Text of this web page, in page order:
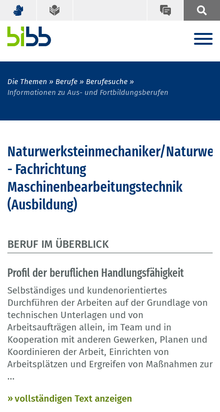
Die Themen Berufe
Berufesuche
Informationen zu Aus- und Fortbildungsberufen
Naturwerksteinmechaniker/
- Fachrichtung
Maschinenbearbeitungstechnik
(Ausbildung)
BERUF IM ÜBERBLICK
Profil der beruflichen Handlungsfähigkeit
Selbständiges und kundenorientiertes
Durchführen der Arbeiten auf der Grundlage von
technischen Unterlagen und von
Arbeitsaufträgen allein, im Team und in
Kooperation mit anderen Gewerken, Planen und
Koordinieren der Arbeit, Einrichten von
Arbeitsplätzen und Ergreifen von Maßnahmen zur
...
vollständigen Text anzeigen